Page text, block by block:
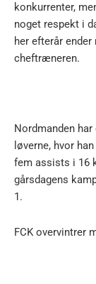
konkurrenter,
noget respekt i
her efterår
cheftræneren.
Nordmanden
løverne, hvor
fem assists i 16
gårsdagens
1.
FCK overvintrer